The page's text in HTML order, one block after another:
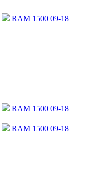
RAM 1500 09-18
RAM 1500 09-18
RAM 1500 09-18